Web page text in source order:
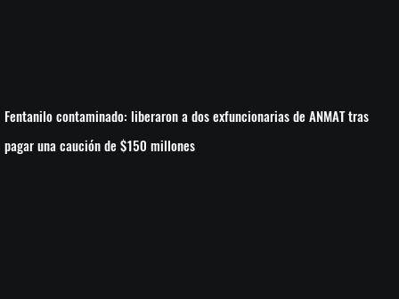
Fentanilo contaminado: liberaron a dos exfuncionarias de ANMAT tras
pagar una caución de $150 millones